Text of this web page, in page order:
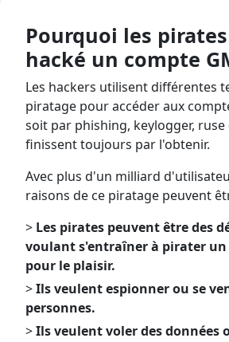
Pourquoi les
hacké un compte
Les hackers utilisent différentes
piratage pour accéder aux
soit par phishing, keylogger, ruse
finissent toujours par l'obtenir.
Avec plus d'un milliard
raisons de ce piratage peuvent
> Les pirates peuvent être des
voulant s'entraîner à pirater un
pour le plaisir.
>Ils veulent espionner ou se
personnes.
>Ils veulent voler des données